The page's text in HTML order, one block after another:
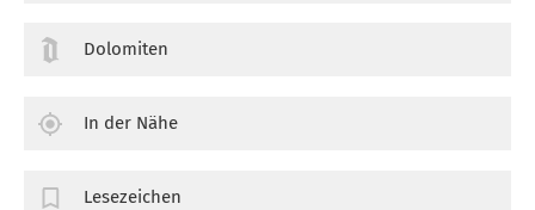
Dolomiten
In der Nähe
Lesezeichen